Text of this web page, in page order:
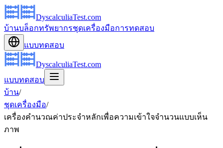
DyscalculiaTest.com
บ้านบล็อกทรัพยากรชุดเครื่องมือการทดสอบ
แบบทดสอบ
DyscalculiaTest.com
แบบทดสอบ
บ้าน/
ชุดเครื่องมือ/
เครื่องคำนวณค่าประจำหลักเพื่อความเข้าใจจำนวนแบบเห็น
ภาพ